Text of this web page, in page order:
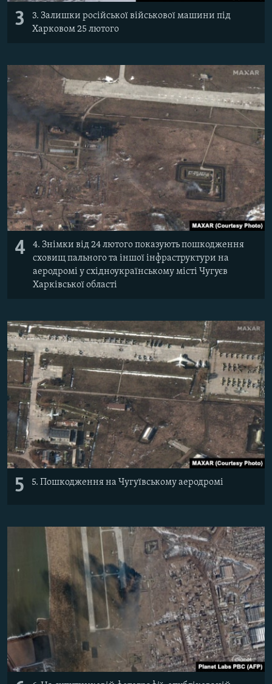
3
3. Залишки російської військової машини під
Харковом 25 лютого
4
4. Знімки від 24 лютого показують пошкодження
сховищ пального та іншої інфраструктури на
аеродромі у східноукраїнському місті Чугуєв
Харківської області
5 5. Пошкодження на Чугуївському аеродромі